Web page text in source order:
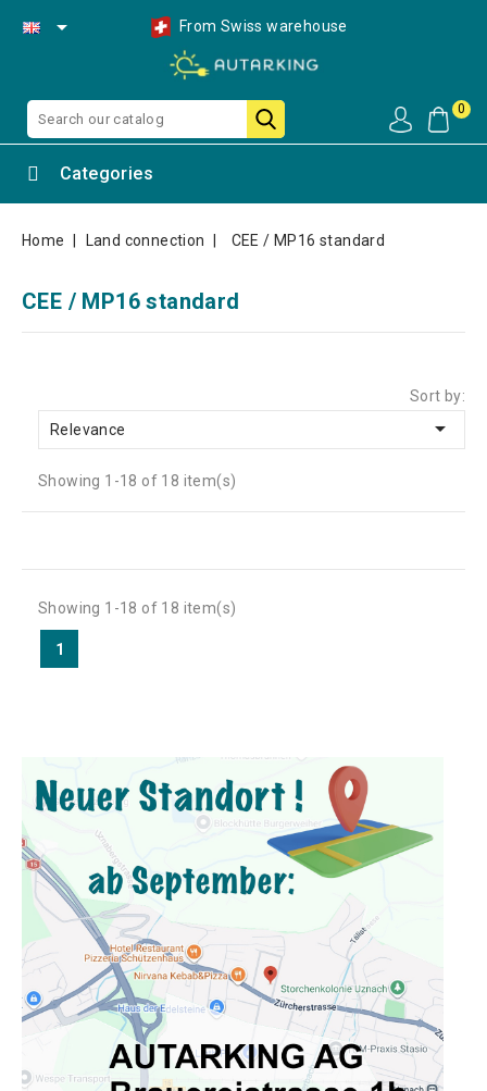
From Swiss warehouse
0

Categories
Home Land connection CEE / MP16 standard
CEE / MP16 standard
Sort by:
Relevance

Showing 1-18 of 18 item(s)
Showing 1-18 of 18 item(s)
1